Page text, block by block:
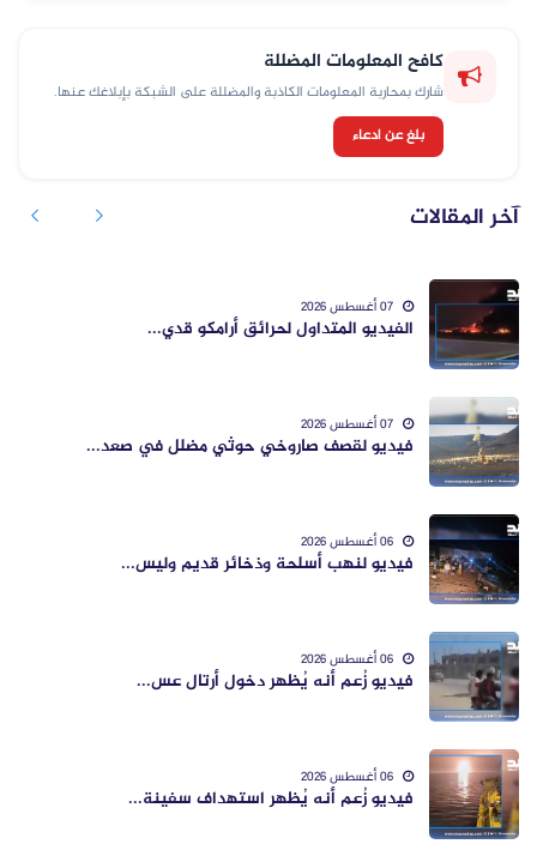
كافح المعلومات المضللة
شارك بمحاربة المعلومات الكاذبة والمضللة على الشبكة بإبلاغك عنها.
بلغ عن ادعاء
آخر المقالات
الفيديو المتداول لحرائق أرامكو قدي...
فيديو لقصف صاروخي حوثي مضلل في صعد...
فيديو لنهب أسلحة وذخائر قديم وليس...
فيديو زُعم أنه يُظهر دخول أرتال عس...
فيديو زُعم أنه يُظهر استهداف سفينة...